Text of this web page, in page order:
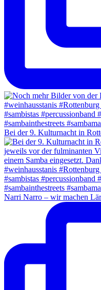
Bei der 9. Kulturnacht in
Narri Narro – wir machen